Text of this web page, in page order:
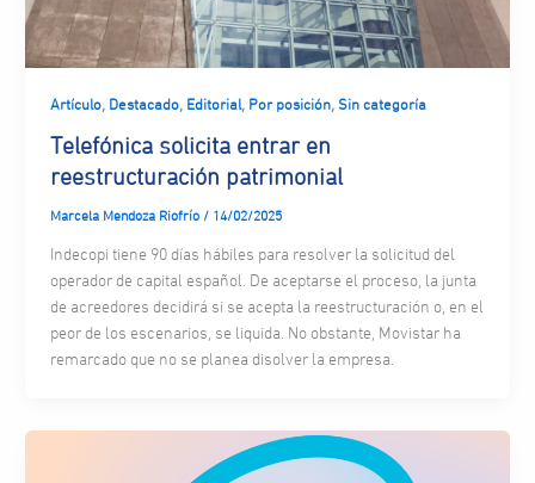
Artículo, Destacado, Editorial, Por posición, Sin categoría
Telefónica solicita entrar en
reestructuración patrimonial
Marcela Mendoza Riofrío / 14/02/2025
Indecopi tiene 90 días hábiles para resolver la solicitud del
operador de capital español. De aceptarse el proceso, la junta
de acreedores decidirá si se acepta la reestructuración o, en el
peor de los escenarios, se liquida. No obstante, Movistar ha
remarcado que no se planea disolver la empresa.